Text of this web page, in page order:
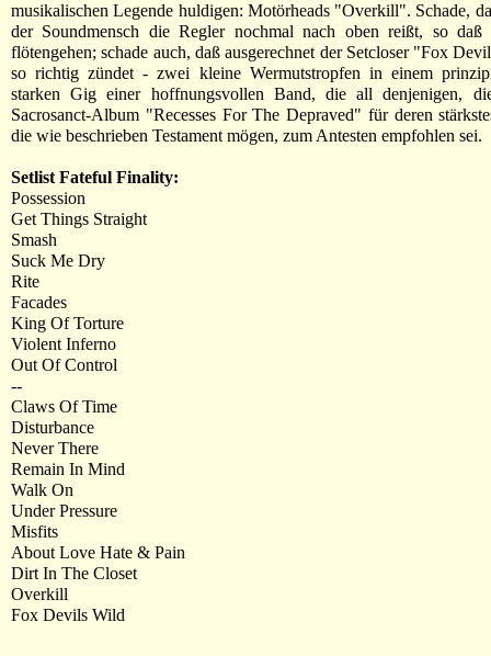
musikalischen Legende huldigen: Motörheads "Overkill". Schade,
der Soundmensch die Regler nochmal nach oben reißt, so daß
flötengehen; schade auch, daß ausgerechnet der Setcloser "Fox
so richtig zündet - zwei kleine Wermutstropfen in einem
starken Gig einer hoffnungsvollen Band, die all denjenigen,
Sacrosanct-Album "Recesses For The Depraved" für deren
die wie beschrieben Testament mögen, zum Antesten empfohlen sei.
Setlist Fateful Finality:
Possession
Get Things Straight
Smash
Suck Me Dry
Rite
Facades
King Of Torture
Violent Inferno
Out Of Control
--
Claws Of Time
Disturbance
Never There
Remain In Mind
Walk On
Under Pressure
Misfits
About Love Hate & Pain
Dirt In The Closet
Overkill
Fox Devils Wild